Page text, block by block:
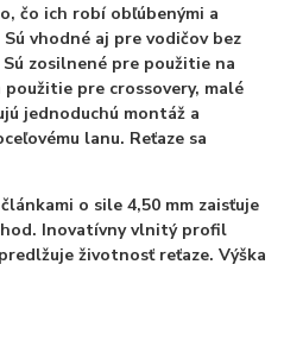
čo ich robí obľúbenými a
vhodné aj pre vodičov bez
zosilnené pre použitie na
pre crossovery, malé
jednoduchú montáž a
lanu. Reťaze sa
o sile 4,50 mm zaisťuje
Inovatívny vlnitý profil
životnosť reťaze. Výška